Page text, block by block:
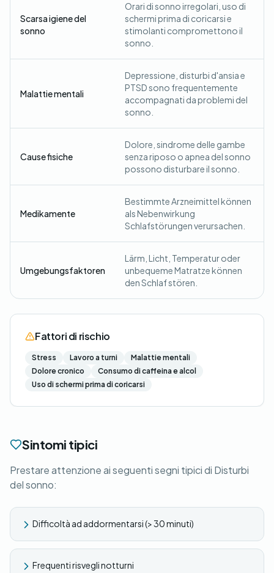
Scarsa igiene del
sonno
Orari di sonno irregolari, uso di
schermi prima di coricarsi e
stimolanti compromettono il
sonno.
Malattie mentali
Depressione, disturbi d'ansia e
PTSD sono frequentemente
accompagnati da problemi del
sonno.
Cause fisiche
Dolore, sindrome delle gambe
senza riposo o apnea del sonno
possono disturbare il sonno.
Medikamente
Bestimmte Arzneimittel können
als Nebenwirkung
Schlafstörungen verursachen.
Umgebungsfaktoren
Lärm, Licht, Temperatur oder
unbequeme Matratze können
den Schlaf stören.
Fattori di rischio
Stress Lavoro a turni
Malattie mentali
Dolore cronico
Consumo di caffeina e alcol
Uso di schermi prima di coricarsi
Sintomi tipici
Prestare attenzione ai seguenti segni tipici di Disturbi
del sonno:
Difficoltà ad addormentarsi (> 30 minuti)
Frequenti risvegli notturni